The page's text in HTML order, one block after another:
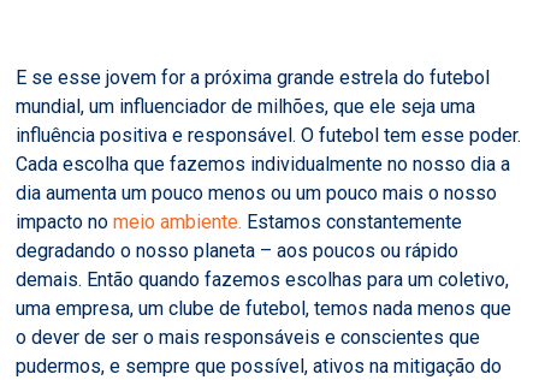
E se esse jovem for a próxima grande estrela do futebol
mundial, um influenciador de milhões, que ele seja uma
influência positiva e responsável. O futebol tem esse poder.
Cada escolha que fazemos individualmente no nosso dia a
dia aumenta um pouco menos ou um pouco mais o nosso
impacto nomeio ambiente. Estamos constantemente
degradando o nosso planeta – aos poucos ou rápido
demais. Então quando fazemos escolhas para um coletivo,
uma empresa, um clube de futebol, temos nada menos que
o dever de ser o mais responsáveis e conscientes que
pudermos, e sempre que possível, ativos na mitigação do